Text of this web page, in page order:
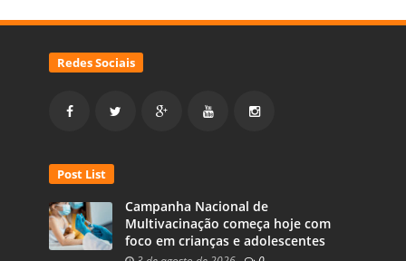
Redes Sociais
Post List
Campanha Nacional de
Multivacinação começa hoje com
foco em crianças e adolescentes